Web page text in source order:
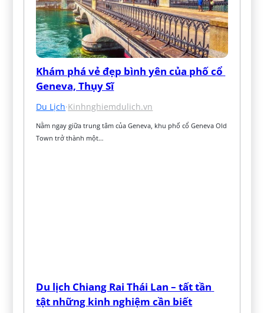
Khám phá vẻ đẹp bình yên của phố cổ
Geneva, Thụy Sĩ
Du Lịch·Kinhnghiemdulich.vn
Nằm ngay giữa trung tâm của Geneva, khu phố cổ Geneva Old
Town trở thành một…
Du lịch Chiang Rai Thái Lan – tất tần
tật những kinh nghiệm cần biết